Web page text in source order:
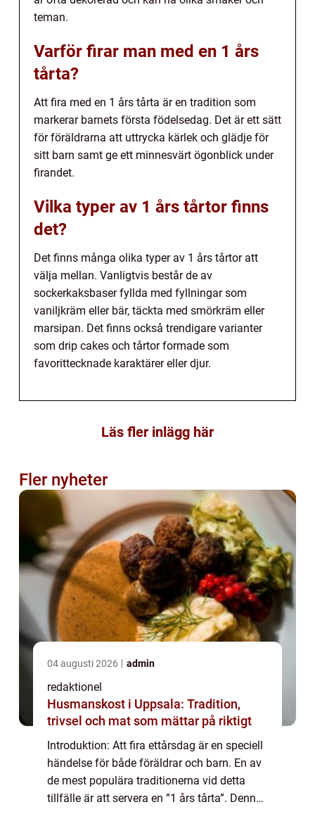
teman.
Varför firar man med en 1 års
tårta?
Att fira med en 1 års tårta är en tradition som
markerar barnets första födelsedag. Det är ett sätt
för föräldrarna att uttrycka kärlek och glädje för
sitt barn samt ge ett minnesvärt ögonblick under
firandet.
Vilka typer av 1 års tårtor finns
det?
Det finns många olika typer av 1 års tårtor att
välja mellan. Vanligtvis består de av
sockerkaksbaser fyllda med fyllningar som
vaniljkräm eller bär, täckta med smörkräm eller
marsipan. Det finns också trendigare varianter
som drip cakes och tårtor formade som
favorittecknade karaktärer eller djur.
Läs fler inlägg här
Fler nyheter
04 augusti 2026 admin
redaktionel
Husmanskost i Uppsala: Tradition,
trivsel och mat som mättar på riktigt
Introduktion: Att fira ettårsdag är en speciell
händelse för både föräldrar och barn. En av
de mest populära traditionerna vid detta
tillfälle är att servera en ”1 års tårta”. Denna